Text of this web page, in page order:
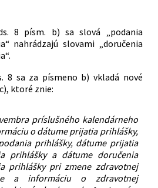
8 písm. b) sa slová „podania
nahrádzajú slovami „doručenia
8 sa za písmeno b) vkladá nové
ktoré znie:
príslušného kalendárneho
o dátume prijatia prihlášky,
prihlášky, dátume prijatia
prihlášky a dátume doručenia
prihlášky pri zmene zdravotnej
a informáciu o zdravotnej